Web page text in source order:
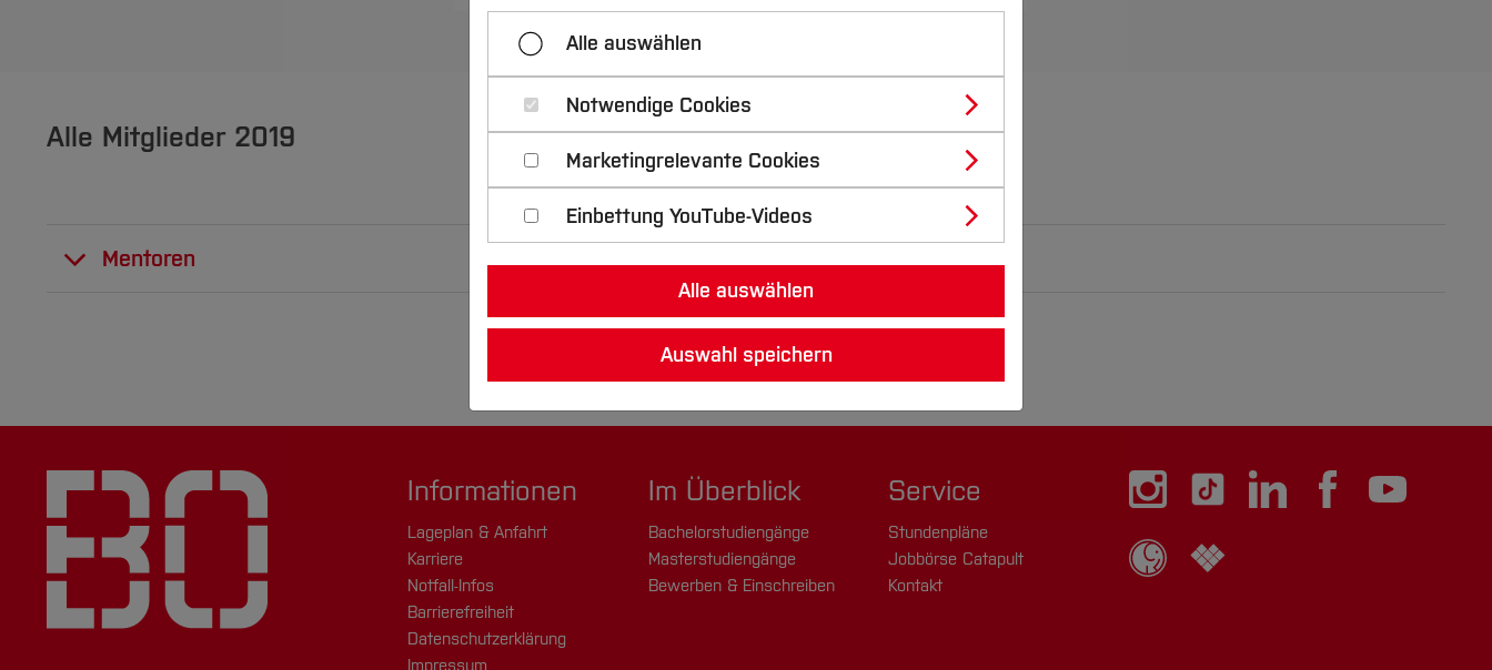
Alle Mitglieder 2019
Mentoren
Friedbert
Pautzke
Sascha Rolle
Teammitglieder
Schuhmann
Jakob
Kowsari
Informationen
Lageplan & Anfahrt
Karriere
Notfall-Infos
Barrierefreiheit
Datenschutzerklärung
Impressum
Im Überblick
Bachelorstudiengänge
Masterstudiengänge
Bewerben & Einschreiben
Service
Stundenpläne
Jobbörse Catapult
Kontakt
Alle auswählen
Notwendige Cookies
Marketingrelevante Cookies
Einbettung YouTube-Videos
Alle auswählen
Auswahl speichern